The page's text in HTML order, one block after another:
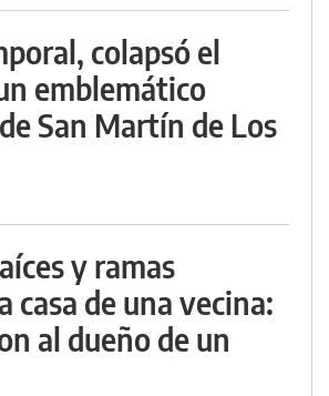
colapsó el
emblemático
San Martín de Los
y ramas
casa de una vecina:
al dueño de un